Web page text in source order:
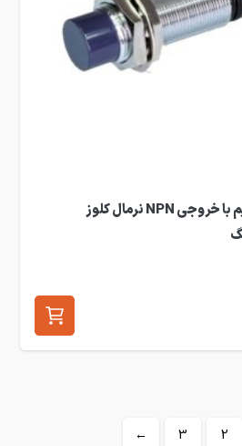
حسگر غیرتماسی سه سیم با خروجی NPN نرمال کلوز
2
3
←